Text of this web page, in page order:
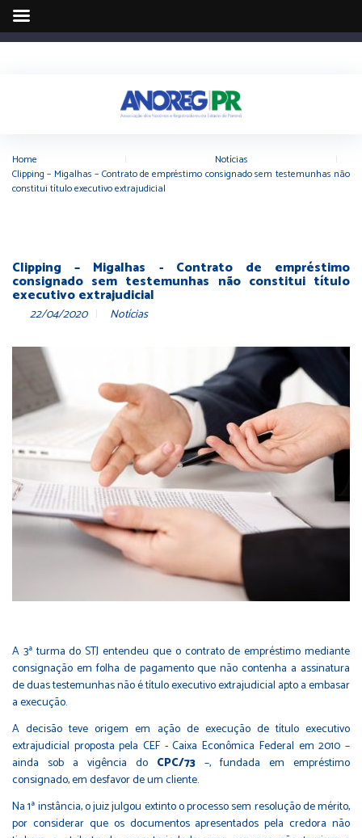
Home Notícias
Clipping – Migalhas – Contrato de empréstimo consignado sem testemunhas não
constitui título executivo extrajudicial
Clipping – Migalhas - Contrato de empréstimo
consignado sem testemunhas não constitui título
executivo extrajudicial
22/04/2020 Notícias
A 3ª turma do STJ entendeu que o contrato de empréstimo mediante
consignação em folha de pagamento que não contenha a assinatura
de duas testemunhas não é título executivo extrajudicial apto a embasar
a execução.
A decisão teve origem em ação de execução de título executivo
extrajudicial proposta pela CEF - Caixa Econômica Federal em 2010 –
ainda sob a vigência do CPC/73 –, fundada em empréstimo
consignado, em desfavor de um cliente.
Na 1ª instância, o juiz julgou extinto o processo sem resolução de mérito,
por considerar que os documentos apresentados pela credora não